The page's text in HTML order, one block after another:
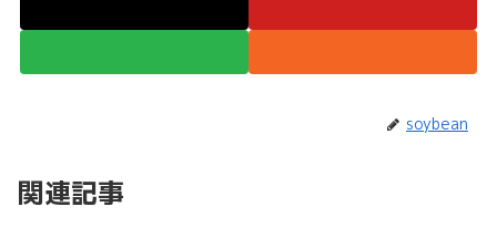
soybean
関連記事